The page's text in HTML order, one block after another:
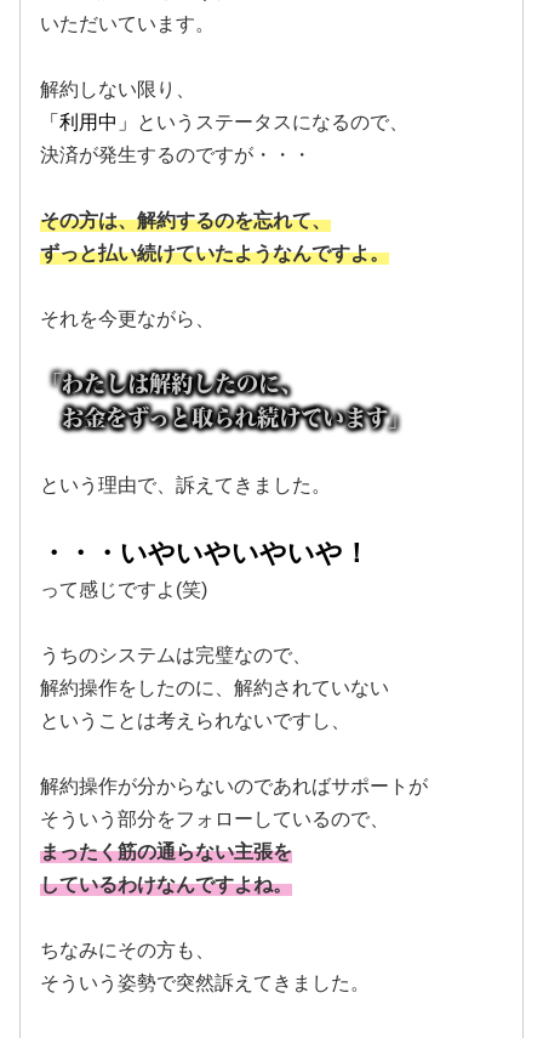
いただいています。
解約しない限り、
「利用中」
というステータスになるので、
決済が発生するのですが・・・
その方は、解約するのを忘れて、
ずっと払い続けていたようなんですよ。
それを今更ながら、
「わたしは解約したのに、
お金をずっと取られ続けています」
という理由で、訴えてきました。
・・・ いやいやいやいや！
って感じですよ(笑)
うちのシステムは完璧なので、
解約操作をしたのに、解約されていない
ということは考えられないですし、
解約操作が分からないのであればサポートが
そういう部分をフォローしているので、
まったく筋の通らない主張を
しているわけなんですよね。
ちなみにその方も、
そういう姿勢で突然訴えてきました。